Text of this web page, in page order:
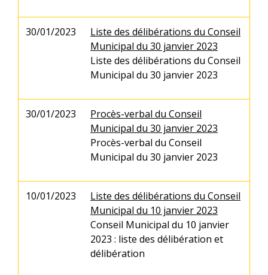
30/01/2023
Liste des délibérations du Conseil
Municipal du 30 janvier 2023
Liste des délibérations du Conseil
Municipal du 30 janvier 2023
30/01/2023
Procès-verbal du Conseil
Municipal du 30 janvier 2023
Procès-verbal du Conseil
Municipal du 30 janvier 2023
10/01/2023
Liste des délibérations du Conseil
Municipal du 10 janvier 2023
Conseil Municipal du 10 janvier
2023 : liste des délibération et
délibération